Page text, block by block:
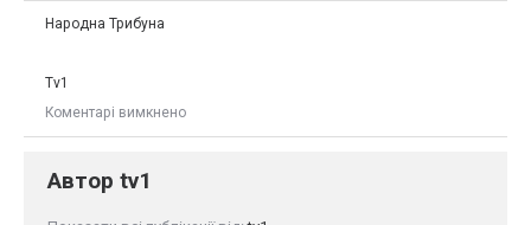
Народна Трибуна
Tv1
Коментарі вимкнено
Автор tv1